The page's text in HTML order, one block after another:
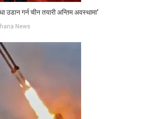
उडान गर्न चीन तयारी अन्तिम अवस्थामा’
News